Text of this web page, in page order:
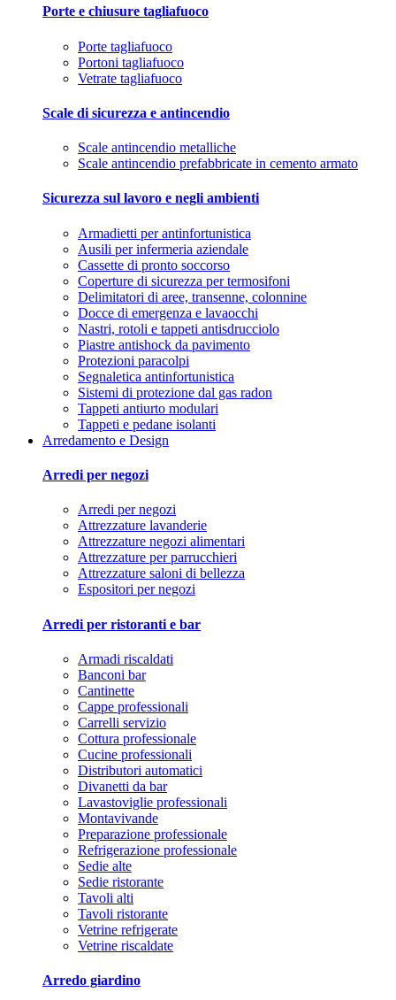
Porte e chiusure tagliafuoco
Porte tagliafuoco
Portoni tagliafuoco
Vetrate tagliafuoco
Scale di sicurezza e antincendio
Scale antincendio metalliche
Scale antincendio prefabbricate in cemento armato
Sicurezza sul lavoro e negli ambienti
Armadietti per antinfortunistica
Ausili per infermeria aziendale
Cassette di pronto soccorso
Coperture di sicurezza per termosifoni
Delimitatori di aree, transenne, colonnine
Docce di emergenza e lavaocchi
Nastri, rotoli e tappeti antisdrucciolo
Piastre antishock da pavimento
Protezioni paracolpi
Segnaletica antinfortunistica
Sistemi di protezione dal gas radon
Tappeti antiurto modulari
Tappeti e pedane isolanti
Arredamento e Design
Arredi per negozi
Arredi per negozi
Attrezzature lavanderie
Attrezzature negozi alimentari
Attrezzature per parrucchieri
Attrezzature saloni di bellezza
Espositori per negozi
Arredi per ristoranti e bar
Armadi riscaldati
Banconi bar
Cantinette
Cappe professionali
Carrelli servizio
Cottura professionale
Cucine professionali
Distributori automatici
Divanetti da bar
Lavastoviglie professionali
Montavivande
Preparazione professionale
Refrigerazione professionale
Sedie alte
Sedie ristorante
Tavoli alti
Tavoli ristorante
Vetrine refrigerate
Vetrine riscaldate
Arredo giardino